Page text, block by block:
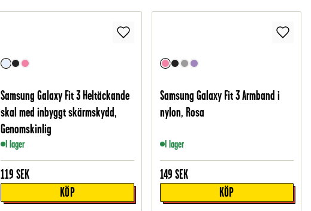
Samsung Galaxy Fit 3 Heltäckande
skal med inbyggt skärmskydd,
Genomskinlig
I lager
119 SEK
KÖP
Samsung Galaxy Fit 3 Armband i
nylon, Rosa
I lager
149 SEK
KÖP